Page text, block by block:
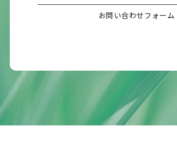
お問い合わせフォーム